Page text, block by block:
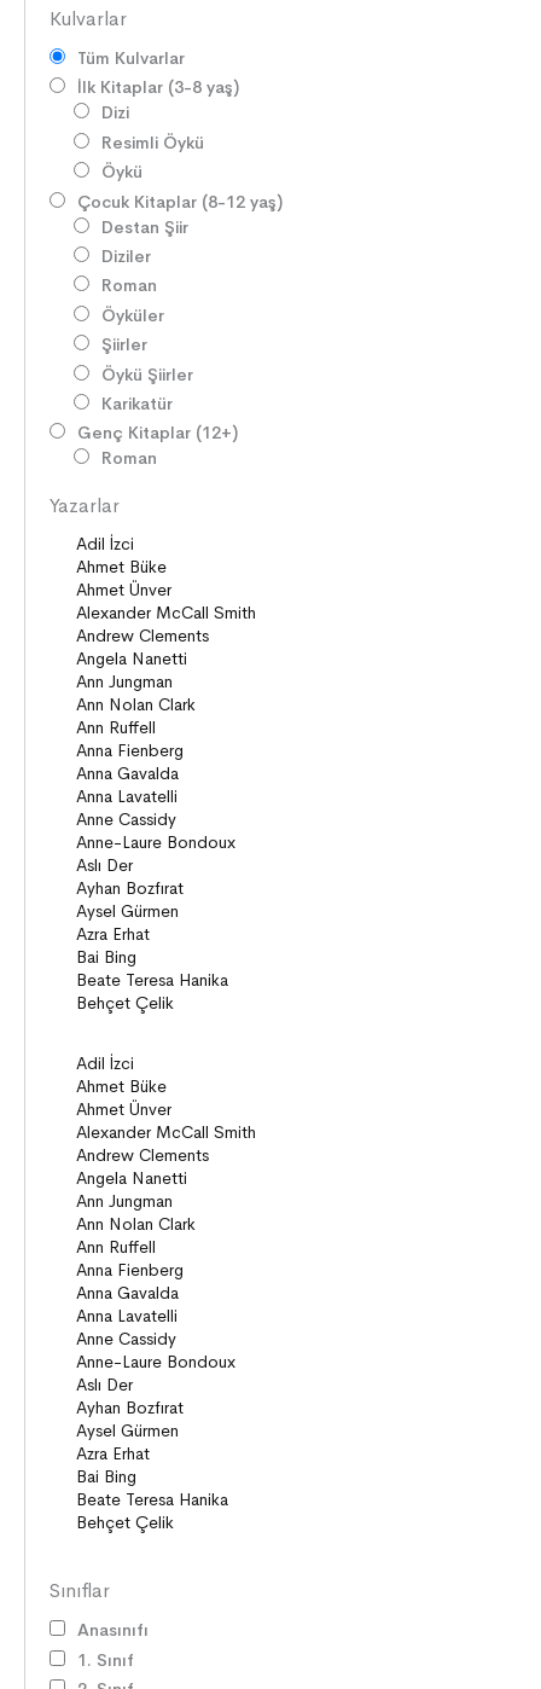
Kulvarlar
Tüm Kulvarlar
İlk Kitaplar (3-8 yaş)
Dizi
Resimli Öykü
Öykü
Çocuk Kitaplar (8-12 yaş)
Destan Şiir
Diziler
Roman
Öyküler
Şiirler
Öykü Şiirler
Karikatür
Genç Kitaplar (12+)
Roman
Öyküler
Şiirler
Deneme
Anlatı
Seçki
Köprü Kitaplar (10+)
Roman
Öyküler
Anlatı
ON8 (15+)
Roman
Diziler
Öyküler
Anlatı
Gizemli Maceralar Koleksiyonu
Diziler
Behiç Ak Yetişkin Kitapları
Öykü
Yazarlar
Sınıflar
Anasınıfı
1. Sınıf